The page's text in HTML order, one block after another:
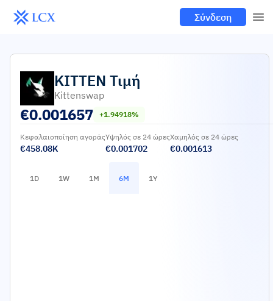
Σύνδεση
KITTEN Τιμή
Kittenswap
€0.001657 +1.94918%
Κεφαλαιοποίηση αγοράς
€458.08K
Υψηλός σε 24 ώρες
€0.001702
Χαμηλός σε 24 ώρες
€0.001613
1D 1W 1M 6M 1Y